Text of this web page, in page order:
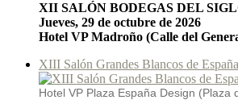
XII SALÓN BODEGAS DEL
Jueves, 29 de octubre de 2026
Hotel VP Madroño (Calle del
XIII Salón Grandes Blancos de España
Hotel VP Plaza España Design (Plaza